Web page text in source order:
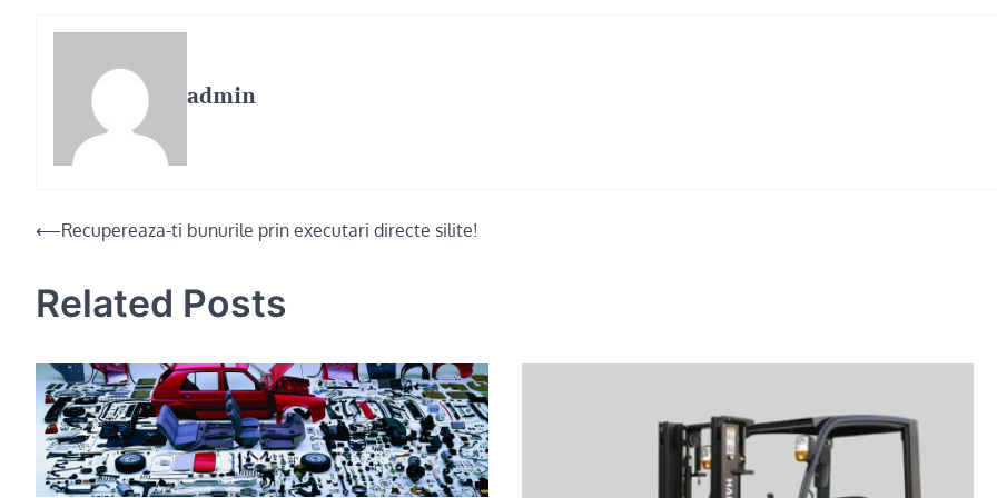
admin
Post
⟵Recupereaza-ti bunurile prin executari directe silite!
Related Posts